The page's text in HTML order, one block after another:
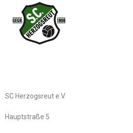
SC Herzogsreut e.V.
Hauptstraße 5